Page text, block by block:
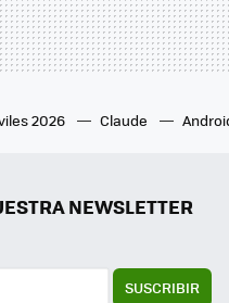
2026 Claude
NEWSLETTER
SUSCRIBIR